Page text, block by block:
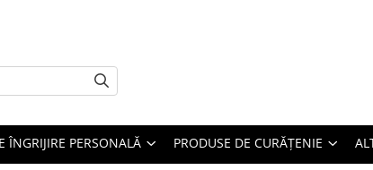
ÎNGRIJIRE PERSONALĂ PRODUSE DE CURĂȚENIE